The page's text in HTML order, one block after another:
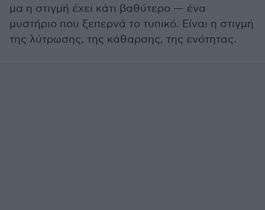
μα η στιγμή έχει κάτι βαθύτερο — ένα
μυστήριο που ξεπερνά το τυπικό. Είναι η στιγμή
της λύτρωσης, της κάθαρσης, της ενότητας.